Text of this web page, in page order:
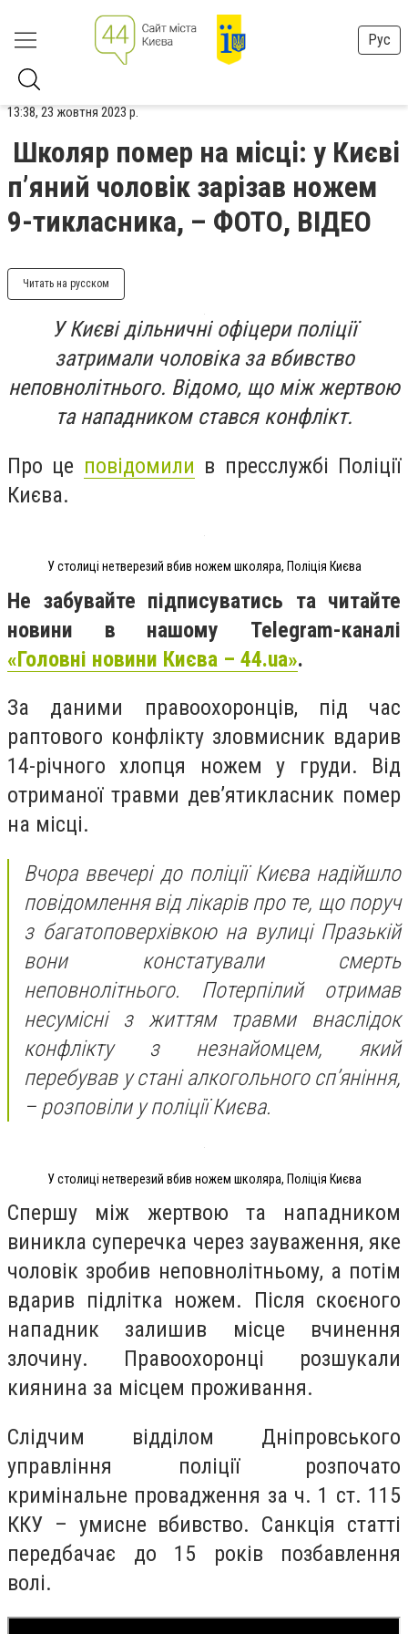
Рус
13:38, 23 жовтня 2023 р.
Школяр помер на місці: у Києві
пʼяний чоловік зарізав ножем
9-тикласника, – ФОТО, ВІДЕО
Читать на русском
У Києві дільничні офіцери поліції
затримали чоловіка за вбивство
неповнолітнього. Відомо, що між жертвою
та нападником стався конфлікт.
Про це повідомили в пресслужбі Поліції
Києва.
У столиці нетверезий вбив ножем школяра, Поліція Києва
Не забувайте підписуватись та читайте
новини в нашому Telegram-каналі
«Головні новини Києва – 44.ua».
За даними правоохоронців, під час
раптового конфлікту зловмисник вдарив
14-річного хлопця ножем у груди. Від
отриманої травми дев’ятикласник помер
на місці.
Вчора ввечері до поліції Києва надійшло
повідомлення від лікарів про те, що поруч
з багатоповерхівкою на вулиці Празькій
вони констатували смерть
неповнолітнього. Потерпілий отримав
несумісні з життям травми внаслідок
конфлікту з незнайомцем, який
перебував у стані алкогольного сп’яніння,
– розповіли у поліції Києва.
У столиці нетверезий вбив ножем школяра, Поліція Києва
Спершу між жертвою та нападником
виникла суперечка через зауваження, яке
чоловік зробив неповнолітньому, а потім
вдарив підлітка ножем. Після скоєного
нападник залишив місце вчинення
злочину. Правоохоронці розшукали
киянина за місцем проживання.
Слідчим відділом Дніпровського
управління поліції розпочато
кримінальне провадження за ч. 1 ст. 115
ККУ – умисне вбивство. Санкція статті
передбачає до 15 років позбавлення
волі.